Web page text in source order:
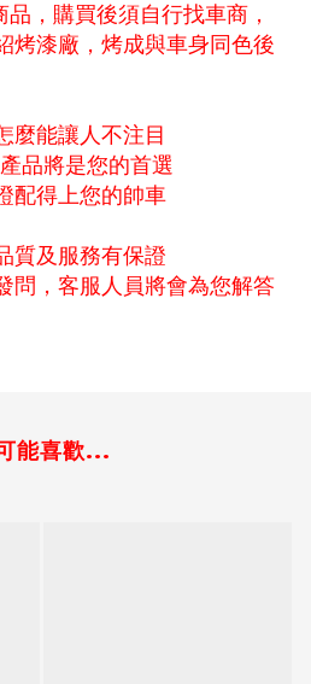
，購買後須自行找車商，
烤漆廠，烤成與車身同色後
麼能讓人不注目
品將是您的首選
配得上您的帥車
質及服務有保證
問，客服人員將會為您解答
能喜歡...